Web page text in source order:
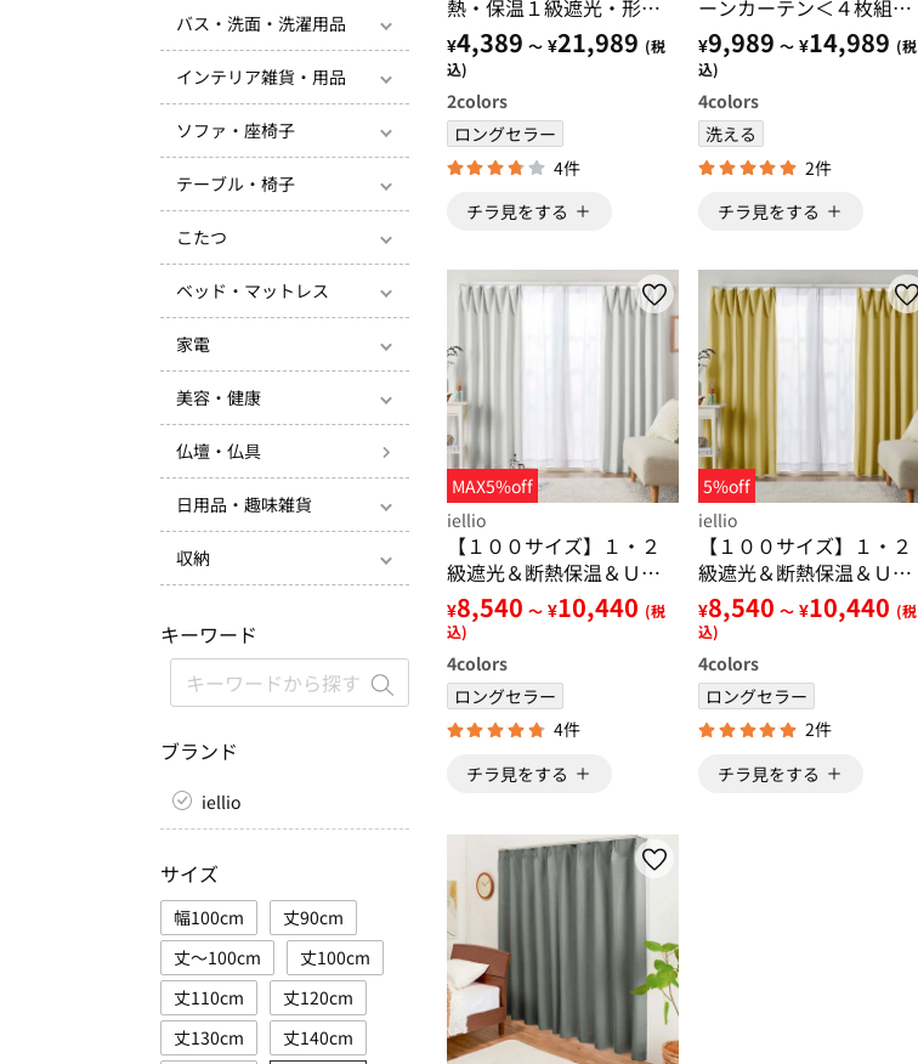
バス・洗面・洗濯用品
インテリア雑貨・用品
ソファ・座椅子
テーブル・椅子
こたつ
ベッド・マットレス
家電
美容・健康
仏壇・仏具
日用品・趣味雑貨
収納
キーワード
ブランド
iellio
サイズ
幅100cm
丈90cm
丈～100cm
丈100cm
丈110cm
丈120cm
丈130cm
丈140cm
熱・保温１級遮光・形状
記憶付カーテン グリー
ン・モスグリーン
¥4,389 ～ ¥21,989 (税
込)
2colors
ロングセラー
4件
チラ見をする
ーンカーテン＜４枚組・
遮光１級・無地・洗え
る・形状記憶加工・新生
活・イージーオーダー＞
¥9,989 ～ ¥14,989 (税
込)
4colors
洗える
2件
チラ見をする
MAX5%off
iellio
【１００サイズ】１・２
級遮光＆断熱保温＆ＵＶ
見えにくいレース付カー
テンセット＜イージーオ
ーダー・無地・新生活・
ホワイト＞
¥8,540 ～ ¥10,440 (税
込)
4colors
ロングセラー
4件
チラ見をする
5%off
iellio
【１００サイズ】１・２
級遮光＆断熱保温＆ＵＶ
見えにくいレース付カー
テンセット＜イージーオ
ーダー・無地・新生活・
イエロー＞
¥8,540 ～ ¥10,440 (税
込)
4colors
ロングセラー
2件
チラ見をする